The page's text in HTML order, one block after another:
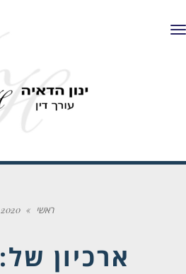
תפריט
ראשי »
2020
ארכיון של: